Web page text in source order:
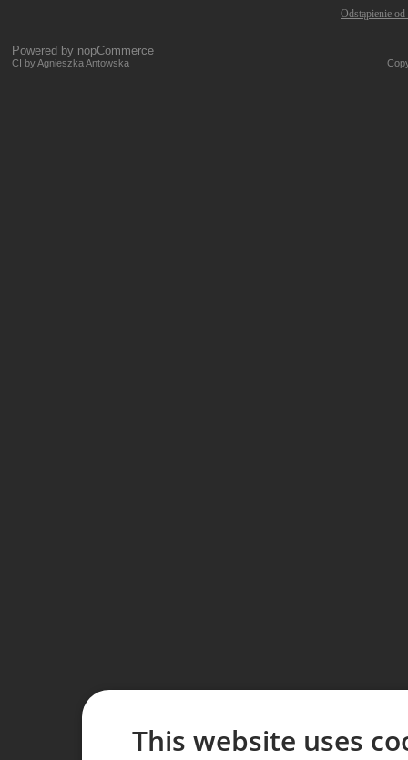
Odstąpienie
Powered by nopCommerce
CI by Agnieszka Antowska
This website uses